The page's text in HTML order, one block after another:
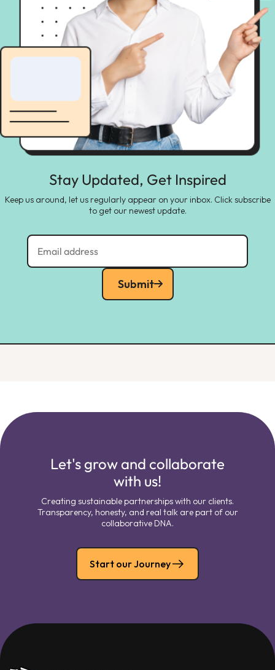
Stay Updated, Get Inspired
Keep us around, let us regularly appear on your inbox. Click subscribe
to get our newest update.
Submit
Let's grow and collaborate
with us!
Creating sustainable partnerships with our clients.
Transparency, honesty, and real talk are part of our
collaborative DNA.
Start our Journey